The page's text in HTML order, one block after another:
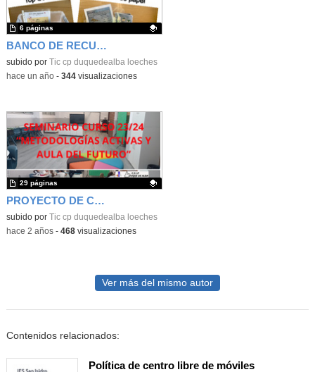
BANCO DE RECURSOS ACTIVIDADES DESENCHUFADAS. CEIP. Duque de Alba. Loeches
Contenido educativo.
subido por Tic cp duquedealba loeches
6 páginas
-hace un año- 344visualizaciones
PROYECTO DE CENTRO "VIAJANDO POR EL MUNDO"
Contenido educativo.
subido por Tic cp duquedealba loeches
29 páginas
-hace 2 años- 468visualizaciones
Ver más del mismo autor
Contenidos relacionados:
Política de centro libre de móviles